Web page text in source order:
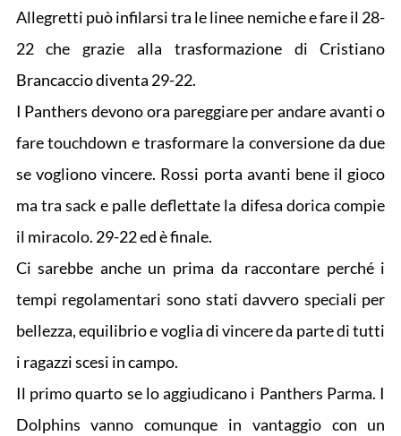
Allegretti può infilarsi tra le linee nemiche e fare il 28-
22 che grazie alla trasformazione di Cristiano
Brancaccio diventa 29-22.
I Panthers devono ora pareggiare per andare avanti o
fare touchdown e trasformare la conversione da due
se vogliono vincere. Rossi porta avanti bene il gioco
ma tra sack e palle deflettate la difesa dorica compie
il miracolo. 29-22 ed è finale.
Ci sarebbe anche un prima da raccontare perché i
tempi regolamentari sono stati davvero speciali per
bellezza, equilibrio e voglia di vincere da parte di tutti
i ragazzi scesi in campo.
Il primo quarto se lo aggiudicano i Panthers Parma. I
Dolphins vanno comunque in vantaggio con un